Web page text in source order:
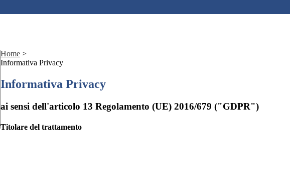
Home >
Informativa Privacy
Informativa Privacy
ai sensi dell'articolo 13 Regolamento (UE) 2016/679 ("GDPR")
Titolare del trattamento